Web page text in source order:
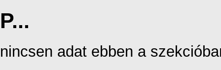
P...
nincsen adat ebben a